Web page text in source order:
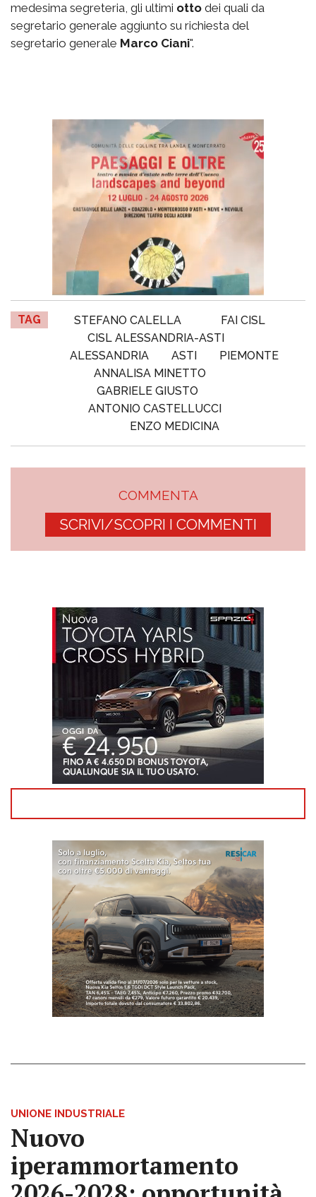
medesima segreteria, gli ultimi otto dei quali da
segretario generale aggiunto su richiesta del
segretario generale Marco Ciani".
TAG STEFANO CALELLA
FAI CISL
CISL ALESSANDRIA-ASTI
ALESSANDRIA
ASTI
PIEMONTE
ANNALISA MINETTO
GABRIELE GIUSTO
ANTONIO CASTELLUCCI
ENZO MEDICINA
COMMENTA
SCRIVI/SCOPRI I COMMENTI
UNIONE INDUSTRIALE
Nuovo
iperammortamento